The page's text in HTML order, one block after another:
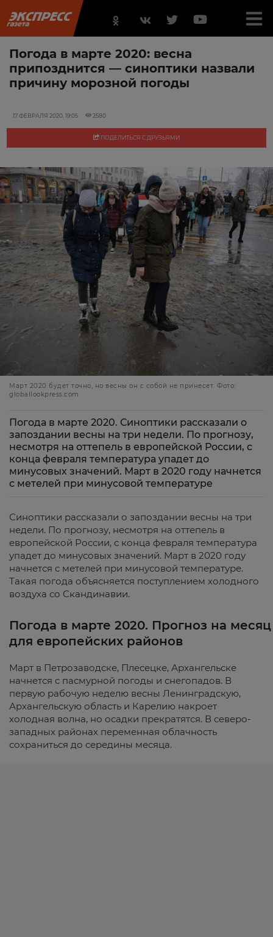
Погода в марте 2020: весна
припозднится — синоптики назвали
причину морозной погоды
17 ФЕВРАЛЯ 2020, 19:05 2580
ПОДЕЛИТЬСЯ С ДРУЗЬЯМИ
Март 2020 будет точно, но весны он с собой не принесет. Фото:
globallookpress.com
Погода в марте 2020. Синоптики рассказали о
запоздании весны на три недели. По прогнозу,
несмотря на оттепель в европейской России, с
конца февраля температура упадет до
минусовых значений. Март в 2020 году начнется
с метелей при минусовой температуре
Синоптики рассказали о запоздании весны на три
недели. По прогнозу, несмотря на оттепель в
европейской России, с конца февраля температура
упадет до минусовых значений. Март в 2020 году
начнется с метелей при минусовой температуре.
Такая погода объясняется поступлением холодного
воздуха со Скандинавии.
Погода в марте 2020. Прогноз на месяц
для европейских районов
Март в Петрозаводске, Плесецке, Архангельске
начнется с пасмурной погоды и снегопадов. В
первую рабочую неделю весны Ленинградскую,
Архангельскую область и Карелию накроет
холодная волна, но осадки прекратятся. В северо-
западных районах переменная облачность
сохраниться до середины месяца.